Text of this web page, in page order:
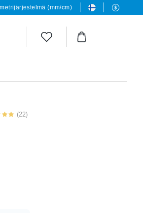
metrijärjestelmä (mm/cm)
(22)